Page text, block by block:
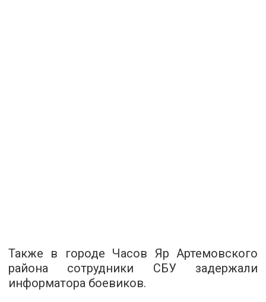
Также в городе Часов Яр Артемовского
района сотрудники СБУ задержали
информатора боевиков.